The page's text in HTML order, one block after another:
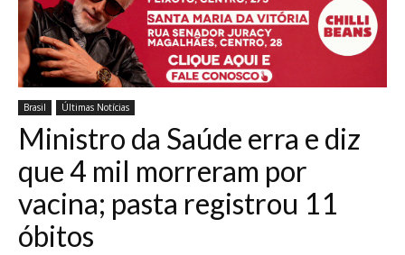
Brasil Últimas Notícias
Ministro da Saúde erra e diz
que 4 mil morreram por
vacina; pasta registrou 11
óbitos